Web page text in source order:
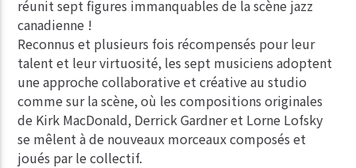
réunit sept figures immanquables de la scène jazz
canadienne !
Reconnus et plusieurs fois récompensés pour leur
talent et leur virtuosité, les sept musiciens adoptent
une approche collaborative et créative au studio
comme sur la scène, où les compositions originales
de Kirk MacDonald, Derrick Gardner et Lorne Lofsky
se mêlent à de nouveaux morceaux composés et
joués par le collectif.